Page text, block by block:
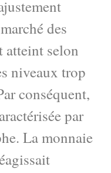
des
atteint selon
niveaux trop
conséquent,
par
La monnaie